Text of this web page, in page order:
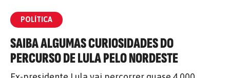
POLÍTICA
SAIBA ALGUMAS CURIOSIDADES DO
PERCURSO DE LULA PELO NORDESTE